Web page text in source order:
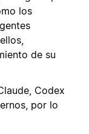
los
de su
Codex
por lo